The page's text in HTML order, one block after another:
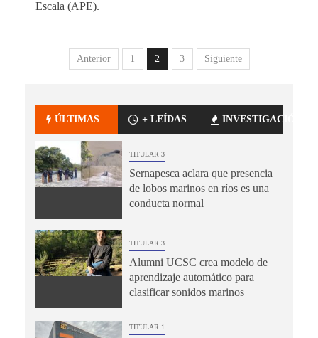
Escala (APE).
Anterior 1 2 3 Siguiente
ÚLTIMAS + LEÍDAS INVESTIGACIÓN
TITULAR 3
Sernapesca aclara que presencia
de lobos marinos en ríos es una
conducta normal
TITULAR 3
Alumni UCSC crea modelo de
aprendizaje automático para
clasificar sonidos marinos
TITULAR 1